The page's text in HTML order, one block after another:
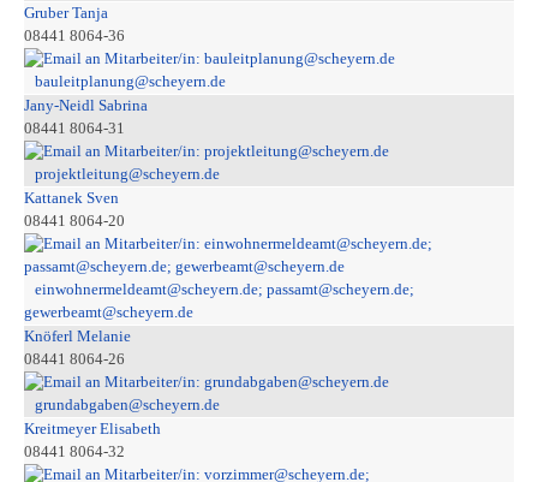
Gruber Tanja
08441 8064-36
bauleitplanung@scheyern.de
Jany-Neidl Sabrina
08441 8064-31
projektleitung@scheyern.de
Kattanek Sven
08441 8064-20
einwohnermeldeamt@scheyern.de; passamt@scheyern.de;
gewerbeamt@scheyern.de
Knöferl Melanie
08441 8064-26
grundabgaben@scheyern.de
Kreitmeyer Elisabeth
08441 8064-32